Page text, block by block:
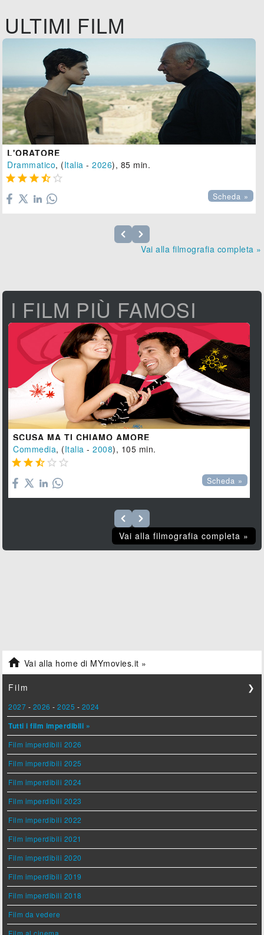
ULTIMI FILM
L'ORATORE
Drammatico, (Italia -2026), 85 min.
    
Scheda »
Vai alla filmografia completa »
I FILM PIÙ FAMOSI
SCUSA MA TI CHIAMO AMORE
Commedia, (Italia -2008), 105 min.
    
Scheda »
Vai alla filmografia completa »
 Vai alla home di MYmovies.it »
Film ❯
2027 - 2026 -2025 - 2024
Tutti i film imperdibili »
Film imperdibili 2026
Film imperdibili 2025
Film imperdibili 2024
Film imperdibili 2023
Film imperdibili 2022
Film imperdibili 2021
Film imperdibili 2020
Film imperdibili 2019
Film imperdibili 2018
Film da vedere